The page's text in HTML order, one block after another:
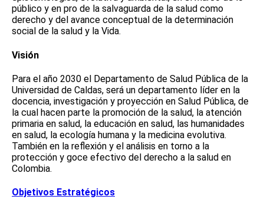
público y en pro de la salvaguarda de la salud como
derecho y del avance conceptual de la determinación
social de la salud y la Vida.
Visión
Para el año 2030 el Departamento de Salud Pública de la
Universidad de Caldas, será un departamento líder en la
docencia, investigación y proyección en Salud Pública, de
la cual hacen parte la promoción de la salud, la atención
primaria en salud, la educación en salud, las humanidades
en salud, la ecología humana y la medicina evolutiva.
También en la reflexión y el análisis en torno a la
protección y goce efectivo del derecho a la salud en
Colombia.
Objetivos Estratégicos